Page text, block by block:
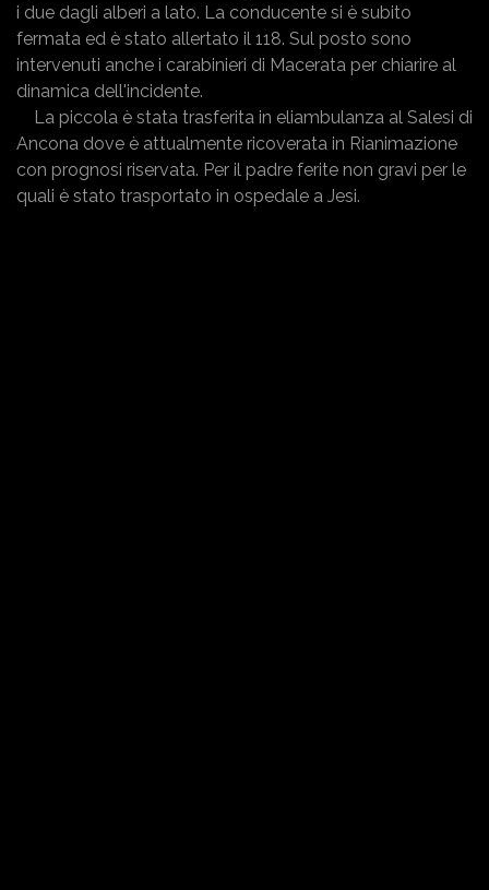
i due dagli alberi a lato. La conducente si è subito
fermata ed è stato allertato il 118. Sul posto sono
intervenuti anche i carabinieri di Macerata per chiarire al
dinamica dell'incidente.
La piccola è stata trasferita in eliambulanza al Salesi di
Ancona dove è attualmente ricoverata in Rianimazione
con prognosi riservata. Per il padre ferite non gravi per le
quali è stato trasportato in ospedale a Jesi.